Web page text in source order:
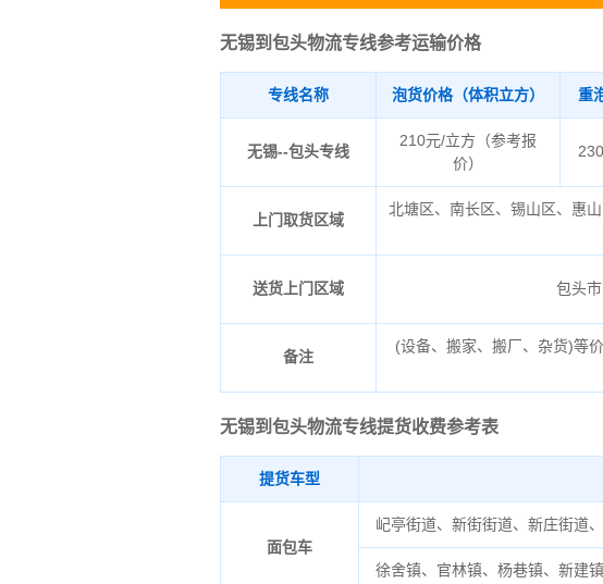
无锡到包头物流专线参考运输价格
专线名称 泡货价格（体积立方） 重
无锡--包头专线
210元/立方（参考报
价）
上门取货区域
北塘区、南长区、锡山区、惠
送货上门区域 包头
备注
(设备、搬家、搬厂、杂货)等
无锡到包头物流专线提货收费参考表
提货车型
面包车
屺亭街道、新街街道、新庄街道
徐舍镇、官林镇、杨巷镇、新建